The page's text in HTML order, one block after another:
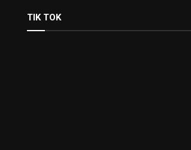
TIK TOK